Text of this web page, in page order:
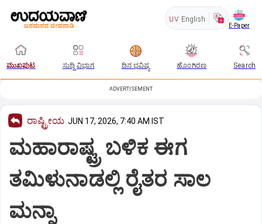
UV English
E-Paper
ಮುಖಪುಟ ಸುದ್ದಿ ವಿಭಾಗ ದಿನ ಭವಿಷ್ಯ ಹೊಂಗಿರಣ Search
ADVERTISEMENT
ರಾಷ್ಟ್ರೀಯ JUN 17, 2026, 7:40 AM IST
ಮಹಾರಾಷ್ಟ್ರ ಬಳಿಕ ಈಗ
ತಮಿಳುನಾಡಲ್ಲಿ ರೈತರ ಸಾಲ
ಮನ್ನಾ